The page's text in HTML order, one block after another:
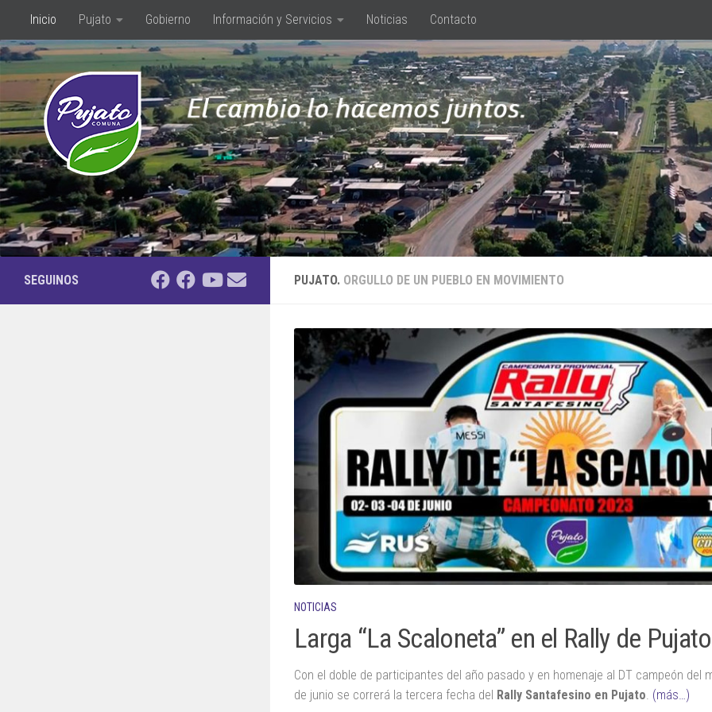
Saltar al contenido
Inicio Pujato Gobierno Información y Servicios Noticias Contacto
PUJATO. ORGULLO DE UN PUEBLO EN MOVIMIENTO
NOTICIAS
Larga “La Scaloneta” en el Rally de
Con el doble de participantes del año pasado y en homenaje al DT campeón del
de junio se correrá la tercera fecha del Rally Santafesino en Pujato. (más…)
SEGUINOS